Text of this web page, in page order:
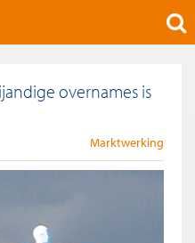
overnames is
Marktwerking